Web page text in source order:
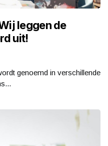
leggen de
uit!
genoemd in verschillende